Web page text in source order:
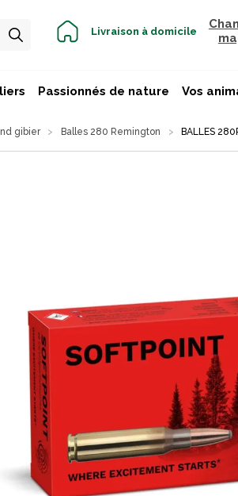
Livraison à domicile
Passionnés de nature Vos
gibier Balles 280 Remington BALLES